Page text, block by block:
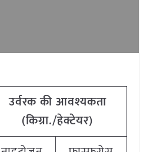
उर्वरक की आवश्यकता
(किग्रा./हेक्टेयर)